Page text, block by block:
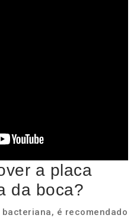
a placa
da boca?
é recomendado